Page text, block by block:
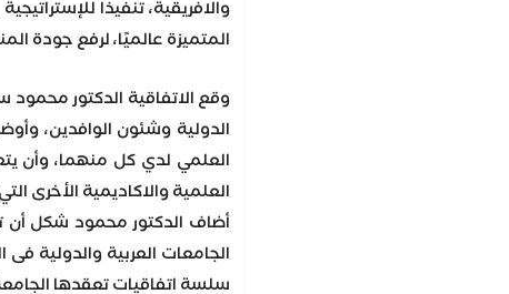
والافريقية، تنفيذا
المتميزة عالميًا، لرفع جودة
وقع الاتفاقية الدكتور محمود
الدولية وشئون الوافدين،
العلمي لدي كل منهما، وأن
العلمية والاكاديمية الأخرى
أضاف الدكتور محمود شكل أن
الجامعات العربية والدولية
سلسة اتفاقيات تعقدها الجامعة